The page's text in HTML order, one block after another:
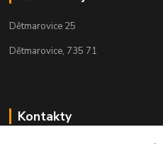
Dětmarovice 25
Dětmarovice, 735 71
Kontakty